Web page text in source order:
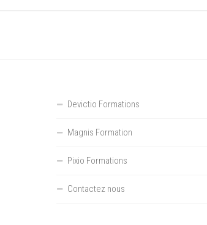
Devictio Formations
Magnis Formation
Pixio Formations
Contactez nous